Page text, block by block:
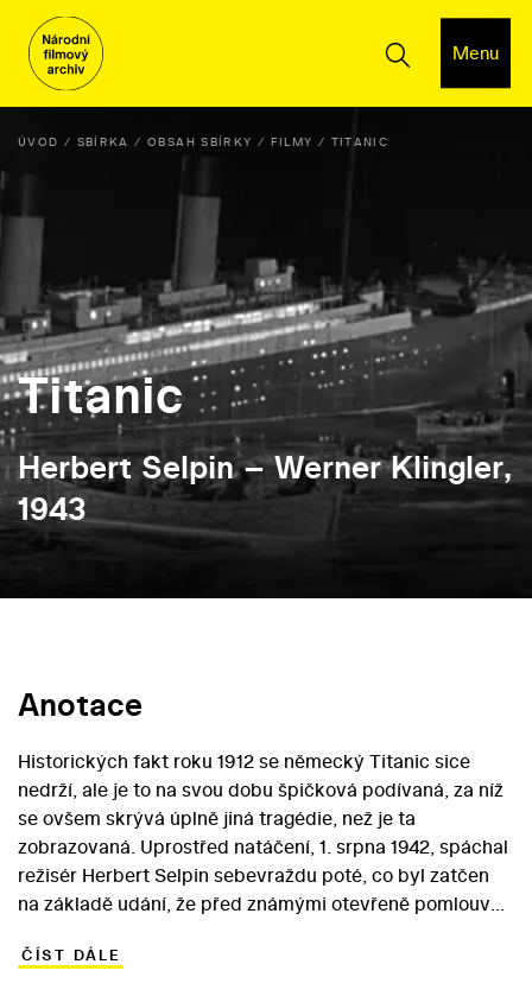
Menu
ÚVOD SBÍRKA OBSAH SBÍRKY FILMY TITANIC
Titanic
Herbert Selpin – Werner Klingler,
1943
Anotace
Historických fakt roku 1912 se německý Titanic sice
nedrží, ale je to na svou dobu špičková podívaná, za níž
se ovšem skrývá úplně jiná tragédie, než je ta
zobrazovaná. Uprostřed natáčení, 1. srpna 1942, spáchal
režisér Herbert Selpin sebevraždu poté, co byl zatčen
na základě udání, že před známými otevřeně pomlouval
Klinger dokončí snímek na jaře roku 1943, nacistická
ČÍST DÁLE